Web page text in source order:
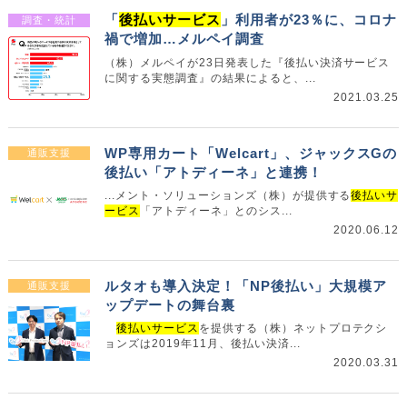
調査・統計 「後払いサービス 」利用者が23％に、コロナ
禍で増加…メルペイ調査
（株）メルペイが23日発表した『後払い決済サービス
に関する実態調査』の結果によると、...
2021.03.25
通販支援
WP専用カート「Welcart」、ジャックスGの
後払い「アトディーネ」と連携！
...メント・ソリューションズ（株）が提供する後払いサ
ービス
「アトディーネ」とのシス...
2020.06.12
通販支援
ルタオも導入決定！「NP後払い」大規模ア
ップデートの舞台裏
後払いサービス を提供する（株）ネットプロテクシ
ョンズは2019年11月、後払い決済...
2020.03.31